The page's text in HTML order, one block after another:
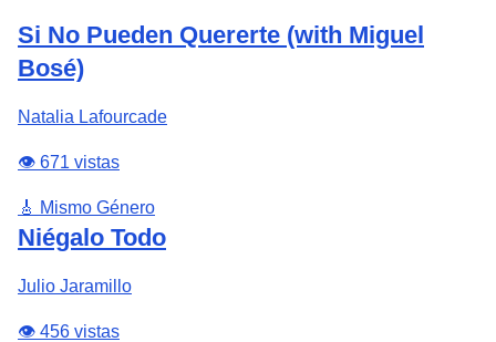
Si No Pueden Quererte (with Miguel
Bosé)
Natalia Lafourcade
👁️ 671 vistas
🎸 Mismo Género
Niégalo Todo
Julio Jaramillo
👁️ 456 vistas